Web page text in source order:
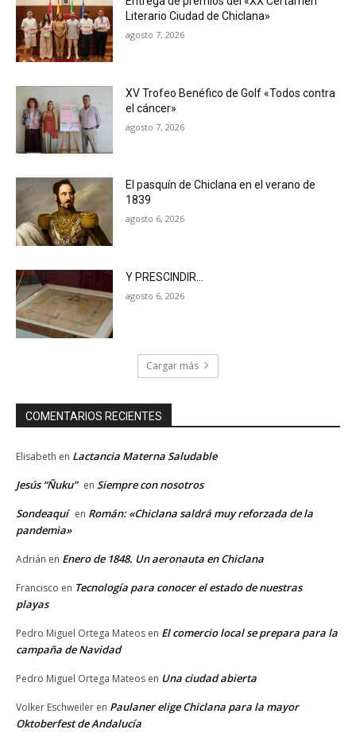
Literario Ciudad de Chiclana»
agosto 7, 2026
XV Trofeo Benéfico de Golf «Todos contra
el cáncer»
agosto 7, 2026
El pasquín de Chiclana en el verano de
1839
agosto 6, 2026
Y PRESCINDIR…
agosto 6, 2026
Cargar más
COMENTARIOS RECIENTES
Elisabeth en Lactancia Materna Saludable
Jesús “Ñuku” en Siempre con nosotros
Sondeaquí en Román: «Chiclana saldrá muy reforzada de la
pandemia»
Adrián en Enero de 1848. Un aeronauta en Chiclana
Francisco en Tecnología para conocer el estado de nuestras
playas
Pedro Miguel Ortega Mateos en El comercio local se prepara para la
campaña de Navidad
Pedro Miguel Ortega Mateos en Una ciudad abierta
Volker Eschweiler en Paulaner elige Chiclana para la mayor
Oktoberfest de Andalucía